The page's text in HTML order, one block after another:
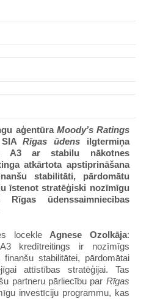
aģentūra Moody’s Ratings
SIARīgas ūdensilgtermiņa
A3 ar stabilu nākotnes
atkārtota apstiprināšana
stabilitāti, pārdomātu
īstenot stratēģiski nozīmīgu
Rīgas ūdenssaimniecības
locekle Agnese Ozolkāja:
A3 kredītreitings ir nozīmīgs
stabilitātei, pārdomātai
attīstības stratēģijai. Tas
partneru pārliecību par Rīgas
investīciju programmu, kas